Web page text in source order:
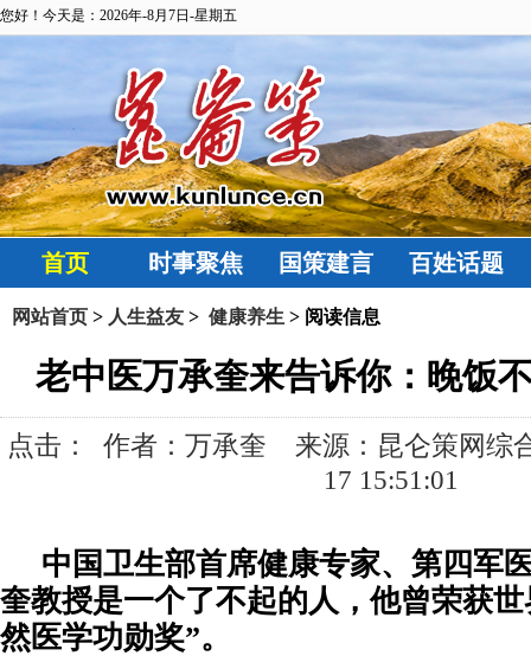
您好！今天是：2026年-8月7日-星期五
首页 时事聚焦 国策建言 百姓话题
网站首页 > 人生益友 > 健康养生 > 阅读信息
老中医万承奎来告诉你：晚饭
点击：
作者：万承奎 来源：昆仑策网综
17 15:51:01
中国卫生部首席健康专家、第四军
奎教授是一个了不起的人，他曾荣获
然医学功勋奖”。